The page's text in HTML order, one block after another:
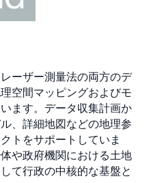
ーザー測量法の両方のデ
空間マッピングおよびモ
ます。データ収集計画か
、詳細地図などの地理参
トをサポートしていま
や政府機関における土地
て行政の中核的な基盤と